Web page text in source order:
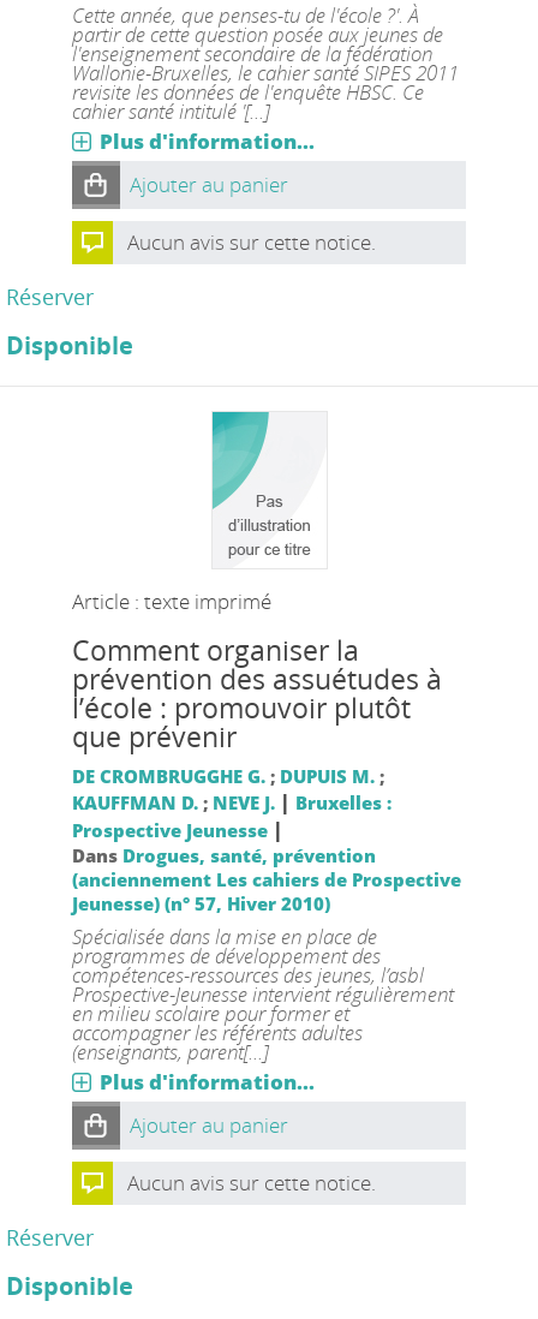
Cette année, que penses-tu de l'école ?'. À
partir de cette question posée aux jeunes de
l'enseignement secondaire de la fédération
Wallonie-Bruxelles, le cahier santé SIPES 2011
revisite les données de l'enquête HBSC. Ce
cahier santé intitulé '[...]
Plus d'information...
Ajouter au panier
Aucun avis sur cette notice.
Réserver
Disponible
Article : texte imprimé
Comment organiser la
prévention des assuétudes à
l’école : promouvoir plutôt
que prévenir
DE CROMBRUGGHE G.; DUPUIS M.;
KAUFFMAN D.; NEVE J. | Bruxelles :
Prospective Jeunesse|
Dans Drogues, santé, prévention
(anciennement Les cahiers de Prospective
Jeunesse) (n° 57, Hiver 2010)
Spécialisée dans la mise en place de
programmes de développement des
compétences-ressources des jeunes, l’asbl
Prospective-Jeunesse intervient régulièrement
en milieu scolaire pour former et
accompagner les référents adultes
(enseignants, parent[...]
Plus d'information...
Ajouter au panier
Aucun avis sur cette notice.
Réserver
Disponible